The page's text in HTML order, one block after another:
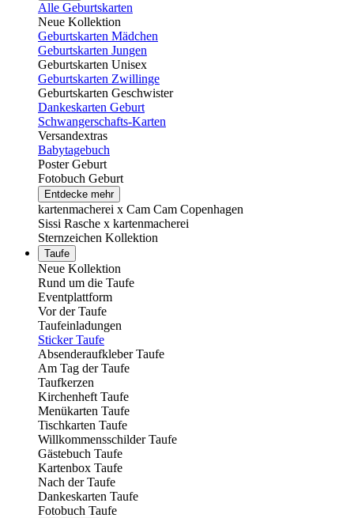
Alle Geburtskarten
Neue Kollektion
Geburtskarten Mädchen
Geburtskarten Jungen
Geburtskarten Unisex
Geburtskarten Zwillinge
Geburtskarten Geschwister
Dankeskarten Geburt
Schwangerschafts-Karten
Versandextras
Babytagebuch
Poster Geburt
Fotobuch Geburt
Entdecke mehr
kartenmacherei x Cam Cam Copenhagen
Sissi Rasche x kartenmacherei
Sternzeichen Kollektion
Taufe
Neue Kollektion
Rund um die Taufe
Eventplattform
Vor der Taufe
Taufeinladungen
Sticker Taufe
Absenderaufkleber Taufe
Am Tag der Taufe
Taufkerzen
Kirchenheft Taufe
Menükarten Taufe
Tischkarten Taufe
Willkommensschilder Taufe
Gästebuch Taufe
Kartenbox Taufe
Nach der Taufe
Dankeskarten Taufe
Fotobuch Taufe